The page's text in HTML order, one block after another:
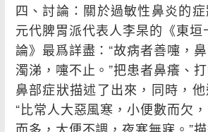
四、討論：關於過敏性鼻炎的
元代脾胃派代表人李杲的《東垣
論》最爲詳盡：“故病者善嚏，
濁涕，嚏不止。”把患者鼻癢、
鼻部症狀描述了出來，同時，他
“比常人大惡風寒，小便數而欠